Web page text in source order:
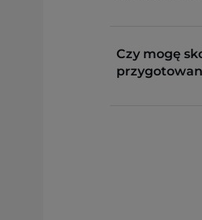
Czy mogę